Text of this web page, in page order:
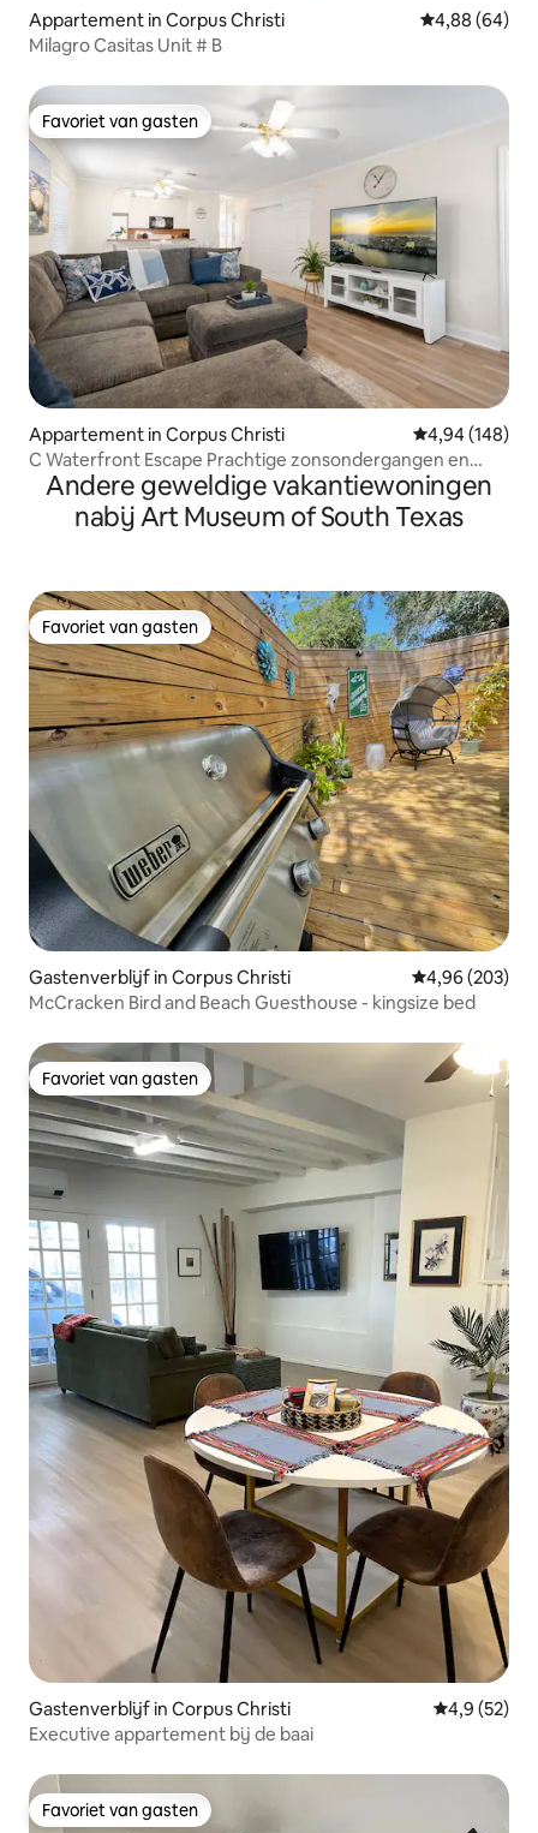
Appartement in Corpus Christi Gemiddelde
4,88 (64)
Milagro Casitas Unit # B
Favoriet van gasten
Favoriet van gasten
Appartement in Corpus Christi Gemiddelde
4,94 (148)
C Waterfront Escape Prachtige zonsondergangen en
volledig appartement
Andere geweldige vakantiewoningen
nabij Art Museum of South Texas
Favoriet van gasten
Favoriet van gasten
Gastenverblijf in Corpus Christi Gemiddelde
4,96 (203)
McCracken Bird and Beach Guesthouse - kingsize bed
Favoriet van gasten
Favoriet van gasten
Gastenverblijf in Corpus Christi
4,9 (52)
Executive appartement bij de baai
Favoriet van gasten
Favoriet van gasten